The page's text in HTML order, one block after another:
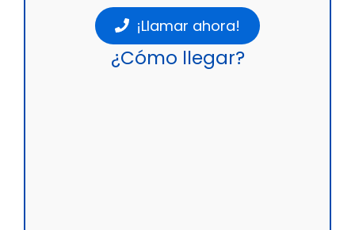
¡Llamar ahora!
¿Cómo llegar?